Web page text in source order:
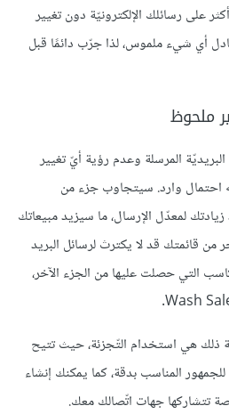
على رسائلك الإلكترونيّة دون تغيير
أي شيء ملموس، لذا جرّب دائمًا قبل
المرسلة وعدم رؤية أيّ تغيير
احتمال وارد. سيتجاوب جزء من
لمعدّل الإرسال، ما سيزيد مبيعاتك
من قائمتك قد لا يكترث لرسائل البريد
التي حصلت عليها من الجزء الآخر،
ذلك هي استخدام التّجزئة، حيث تتيح
المناسب بدقة، كما يمكنك إنشاء
تتشاركها جهات اتّصالك معك.